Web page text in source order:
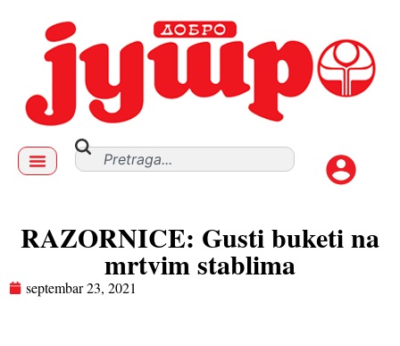
RAZORNICE: Gusti buketi na
mrtvim stablima
septembar 23, 2021